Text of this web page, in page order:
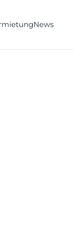
News